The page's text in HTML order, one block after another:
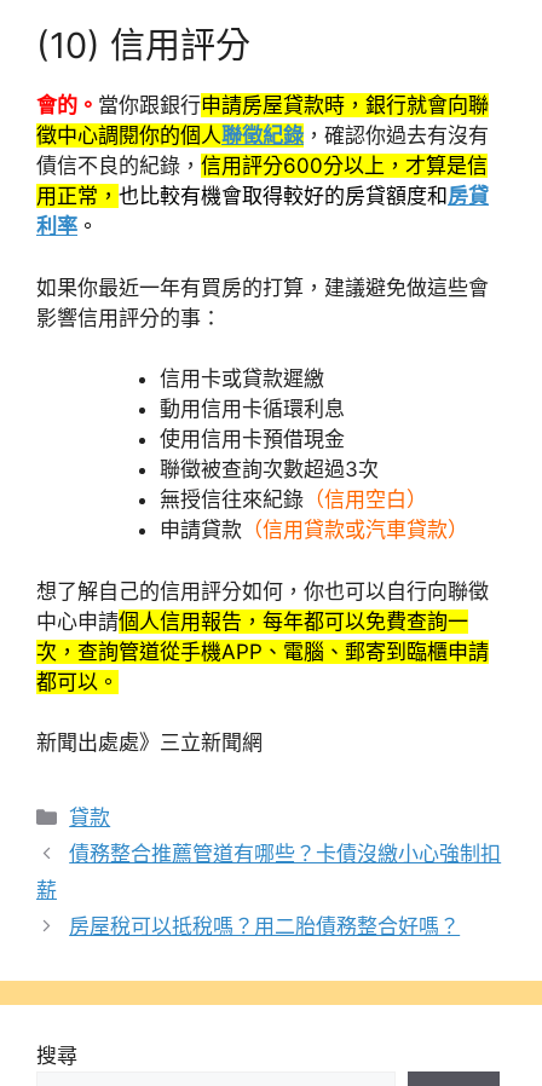
(10) 信用評分
會的。 當你跟銀行申請房屋貸款時，銀行就會向聯
徵中心調閱你的個人聯徵紀錄 ，確認你過去有沒有
債信不良的紀錄， 信用評分600分以上，才算是信
用正常， 也比較有機會取得較好的房貸額度和 房貸
利率 。
如果你最近一年有買房的打算，建議避免做這些會
影響信用評分的事：
信用卡或貸款遲繳
動用信用卡循環利息
使用信用卡預借現金
聯徵被查詢次數超過3次
無授信往來紀錄 （信用空白）
申請貸款 （信用貸款或汽車貸款）
想了解自己的信用評分如何，你也可以自行向聯徵
中心申請個人信用報告，每年都可以免費查詢一
次，查詢管道從手機APP、電腦、郵寄到臨櫃申請
都可以。
新聞出處處》三立新聞網
分
類
貸款
債務整合推薦管道有哪些？卡債沒繳小心強制扣
薪
房屋稅可以抵稅嗎？用二胎債務整合好嗎？
搜尋